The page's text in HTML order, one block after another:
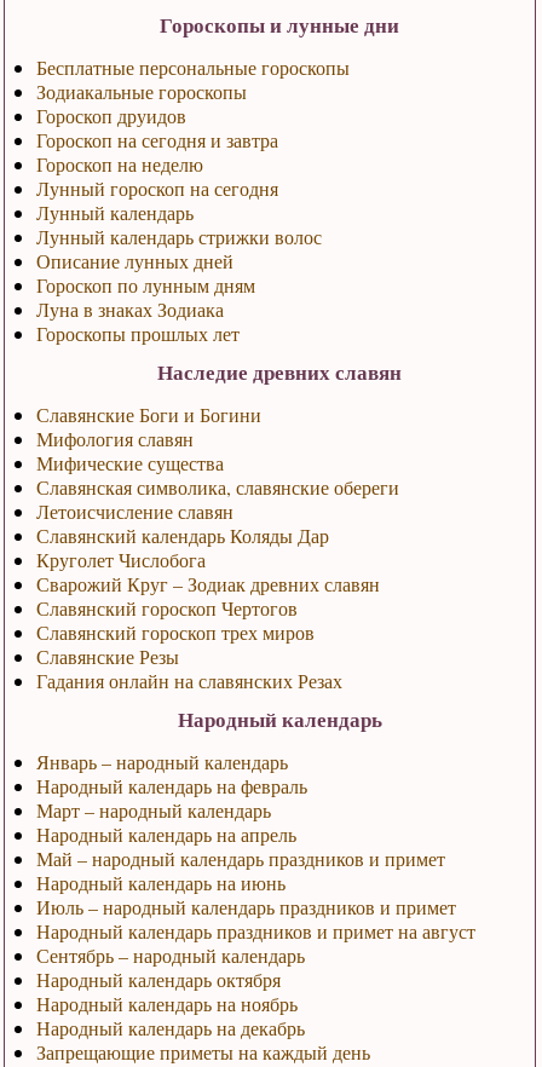
Гороскопы и лунные дни
Бесплатные персональные гороскопы
Зодиакальные гороскопы
Гороскоп друидов
Гороскоп на сегодня и завтра
Гороскоп на неделю
Лунный гороскоп на сегодня
Лунный календарь
Лунный календарь стрижки волос
Описание лунных дней
Гороскоп по лунным дням
Луна в знаках Зодиака
Гороскопы прошлых лет
Наследие древних славян
Славянские Боги и Богини
Мифология славян
Мифические существа
Славянская символика, славянские обереги
Летоисчисление славян
Славянский календарь Коляды Дар
Круголет Числобога
Сварожий Круг – Зодиак древних славян
Славянский гороскоп Чертогов
Славянский гороскоп трех миров
Славянские Резы
Гадания онлайн на славянских Резах
Народный календарь
Январь – народный календарь
Народный календарь на февраль
Март – народный календарь
Народный календарь на апрель
Май – народный календарь праздников и примет
Народный календарь на июнь
Июль – народный календарь праздников и примет
Народный календарь праздников и примет на август
Сентябрь – народный календарь
Народный календарь октября
Народный календарь на ноябрь
Народный календарь на декабрь
Запрещающие приметы на каждый день